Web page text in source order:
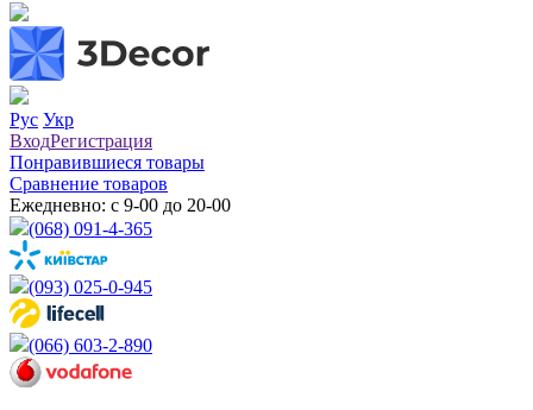
Рус Укр
ВходРегистрация
Понравившиеся товары
Сравнение товаров
Ежедневно: с 9-00 до 20-00
(068) 091-4-365
(093) 025-0-945
(066) 603-2-890